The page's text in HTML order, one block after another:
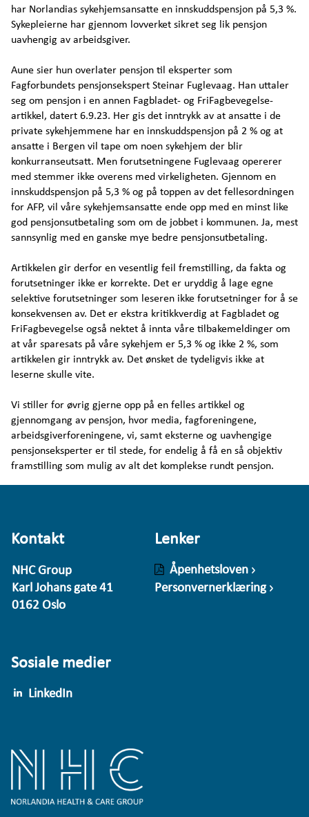
har Norlandias sykehjemsansatte en innskuddspensjon på 5,3 %.
Sykepleierne har gjennom lovverket sikret seg lik pensjon
uavhengig av arbeidsgiver.
Aune sier hun overlater pensjon til eksperter som
Fagforbundets pensjonsekspert Steinar Fuglevaag. Han uttaler
seg om pensjon i en annen Fagbladet- og FriFagbevegelse-
artikkel, datert 6.9.23. Her gis det inntrykk av at ansatte i de
private sykehjemmene har en innskuddspensjon på 2 % og at
ansatte i Bergen vil tape om noen sykehjem der blir
konkurranseutsatt. Men forutsetningene Fuglevaag opererer
med stemmer ikke overens med virkeligheten. Gjennom en
innskuddspensjon på 5,3 % og på toppen av det fellesordningen
for AFP, vil våre sykehjemsansatte ende opp med en minst like
god pensjonsutbetaling som om de jobbet i kommunen. Ja, mest
sannsynlig med en ganske mye bedre pensjonsutbetaling.
Artikkelen gir derfor en vesentlig feil fremstilling, da fakta og
forutsetninger ikke er korrekte. Det er uryddig å lage egne
selektive forutsetninger som leseren ikke forutsetninger for å se
konsekvensen av. Det er ekstra kritikkverdig at Fagbladet og
FriFagbevegelse også nektet å innta våre tilbakemeldinger om
at vår sparesats på våre sykehjem er 5,3 % og ikke 2 %, som
artikkelen gir inntrykk av. Det ønsket de tydeligvis ikke at
leserne skulle vite.
Vi stiller for øvrig gjerne opp på en felles artikkel og
gjennomgang av pensjon, hvor media, fagforeningene,
arbeidsgiverforeningene, vi, samt eksterne og uavhengige
pensjonseksperter er til stede, for endelig å få en så objektiv
framstilling som mulig av alt det komplekse rundt pensjon.
Kontakt
NHC Group
Karl Johans gate 41
0162 Oslo
Lenker
Åpenhetsloven
Personvernerklæring
Sosiale medier
LinkedIn